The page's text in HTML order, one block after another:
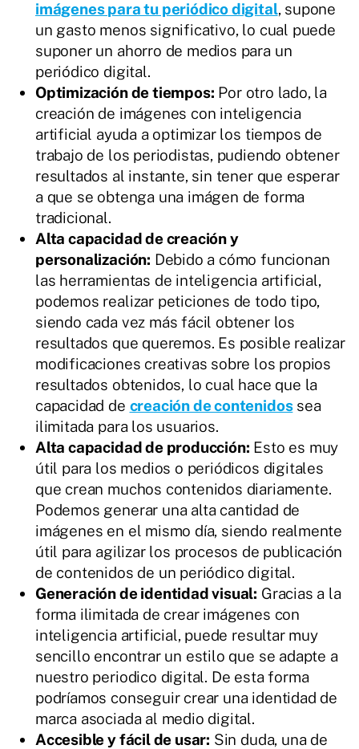
imágenes para tu periódico digital, supone
un gasto menos significativo, lo cual puede
suponer un ahorro de medios para un
periódico digital.
Optimización de tiempos: Por otro lado, la
creación de imágenes con inteligencia
artificial ayuda a optimizar los tiempos de
trabajo de los periodistas, pudiendo obtener
resultados al instante, sin tener que esperar
a que se obtenga una imágen de forma
tradicional.
Alta capacidad de creación y
personalización: Debido a cómo funcionan
las herramientas de inteligencia artificial,
podemos realizar peticiones de todo tipo,
siendo cada vez más fácil obtener los
resultados que queremos. Es posible realizar
modificaciones creativas sobre los propios
resultados obtenidos, lo cual hace que la
capacidad de creación de contenidossea
ilimitada para los usuarios.
Alta capacidad de producción: Esto es muy
útil para los medios o periódicos digitales
que crean muchos contenidos diariamente.
Podemos generar una alta cantidad de
imágenes en el mismo día, siendo realmente
útil para agilizar los procesos de publicación
de contenidos de un periódico digital.
Generación de identidad visual: Gracias a la
forma ilimitada de crear imágenes con
inteligencia artificial, puede resultar muy
sencillo encontrar un estilo que se adapte a
nuestro periodico digital. De esta forma
podríamos conseguir crear una identidad de
marca asociada al medio digital.
Accesible y fácil de usar: Sin duda, una de